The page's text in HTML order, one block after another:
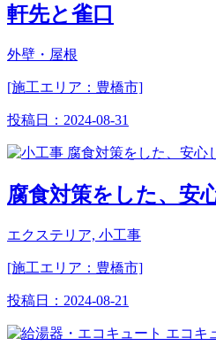
軒先と雀口
外壁・屋根
[施工エリア：豊橋市]
投稿日： 2024-08-31
腐食対策をした、安
エクステリア, 小工事
[施工エリア：豊橋市]
投稿日： 2024-08-21